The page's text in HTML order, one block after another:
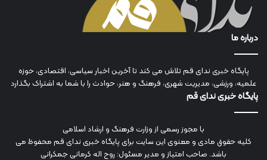
درباره ما
پایگاه خبری ندای قم تلاش می کند تا آخرین اخبار سیاسی، اقتصادی، حوزه
علمیه، ورزشی، مدیریت شهری، فرهنگ و هنر، حوادث را با شما به اشتراک بگذارد
پایگاه خبری ندای قم
با مجوز رسمی از وزارت فرهنگ و ارشاد اسلامی
کلیه حقوق مادی و معنوی این سایت برای پایگاه خبری ندای قم محفوظ می
باشد. صاحب امتیاز و مدیر مسئول: روح اله کرمانی جمکرانی